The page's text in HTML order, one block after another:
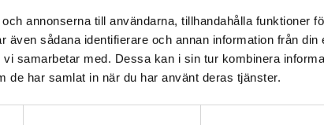
annonserna till användarna, tillhandahålla funktioner
sådana identifierare och annan information från din
samarbetar med. Dessa kan i sin tur kombinera
de har samlat in när du har använt deras tjänster.
studentlitteratur.se via en
inte leveranser utanför
ett köp måste
Läs mer